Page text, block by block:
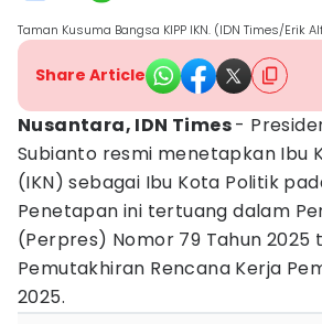
Taman Kusuma Bangsa KIPP IKN. (IDN Times/Erik
Share Article
Nusantara, IDN Times-
Subianto resmi menetapkan Ibu
(IKN) sebagai Ibu Kota Politik
Penetapan ini tertuang dalam
(Perpres) Nomor 79 Tahun 2025
Pemutakhiran Rencana Kerja
2025.